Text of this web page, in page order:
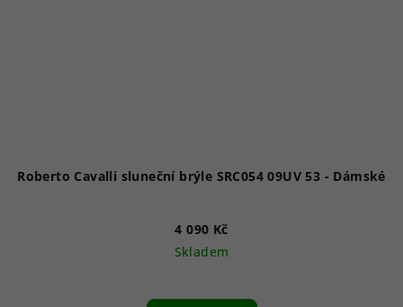
Roberto Cavalli sluneční brýle SRC054 09UV 53 - Dámské
4 090 Kč
Skladem